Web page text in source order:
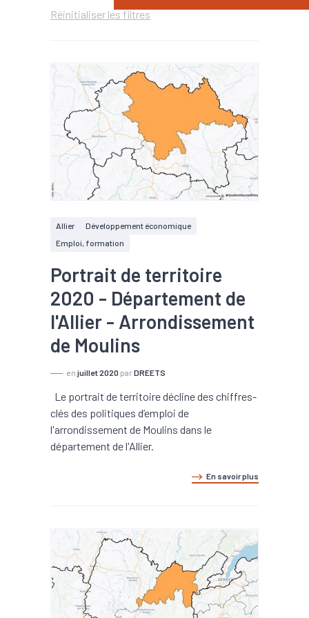
Réinitialiser les filtres
Allier
Développement économique
Emploi, formation
Portrait de territoire
2020 - Département de
l'Allier - Arrondissement
de Moulins
en juillet 2020 par DREETS
Le portrait de territoire décline des chiffres-
clés des politiques d’emploi de
l'arrondissement de Moulins dans le
département de l'Allier.
En savoir plus